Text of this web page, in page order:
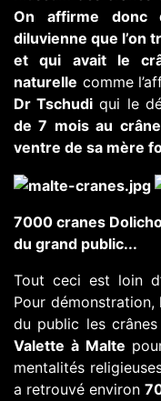
On affirme donc
diluvienne que l’on
et qui avait le
naturelle comme
Dr Tschudi qui le
de 7 mois au
ventre de sa mère
7000 cranes
du grand public...
Tout ceci est loin
Pour
du public les
Valette à Malte
mentalités
a retrouvé environ